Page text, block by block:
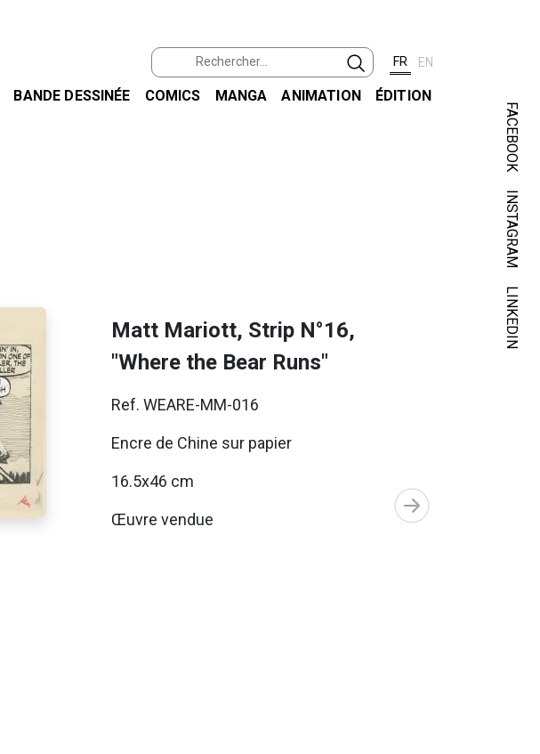
FR EN
BANDE DESSINÉE COMICS MANGA ANIMATION ÉDITION
FACEBOOK
INSTAGRAM
LINKEDIN
Matt Mariott, Strip N°16,
"Where the Bear Runs"
Ref. WEARE-MM-016
Encre de Chine sur papier
16.5x46 cm
Œuvre vendue